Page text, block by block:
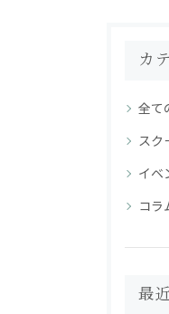
カ
全て
スク
イベ
コラ
最